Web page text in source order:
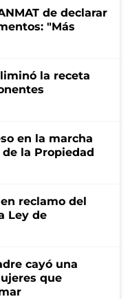
de declarar
"Más
la receta
en la marcha
la Propiedad
reclamo del
Ley de
cayó una
que